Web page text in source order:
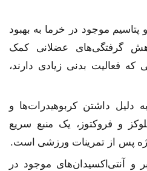
پتاسیم موجود در خرما به بهبود
گرفتگی‌های عضلانی کمک
که فعالیت بدنی زیادی دارند،
دلیل داشتن کربوهیدرات‌ها و
و فروکتوز، یک منبع سریع
پس از تمرینات ورزشی است.
و آنتی‌اکسیدان‌های موجود در